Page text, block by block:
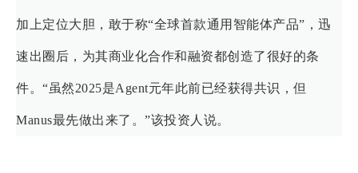
加上定位大胆，敢于称“全球首款通用智能体产品”，迅
速出圈后，为其商业化合作和融资都创造了很好的条
件。“虽然2025是Agent元年此前已经获得共识，但
Manus最先做出来了。”该投资人说。